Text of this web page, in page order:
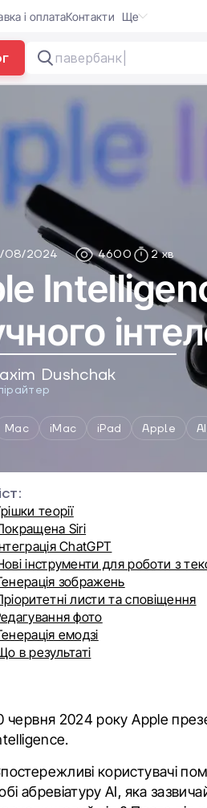
і оплатаКонтакти Ще
08/2024 4600 2 хв
Dushchak
Mac iMac iPad Apple AI
червня 2024 року Apple
користувачі
абревіатуру AI, яка
теорії
Siri
ChatGPT
інструменти для роботи з
зображень
листи та сповіщення
фото
емодзі
в результаті